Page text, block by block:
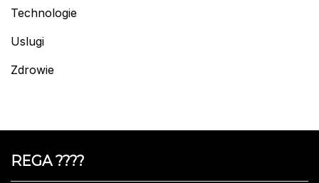
Technologie
Uslugi
Zdrowie
REGA ????️